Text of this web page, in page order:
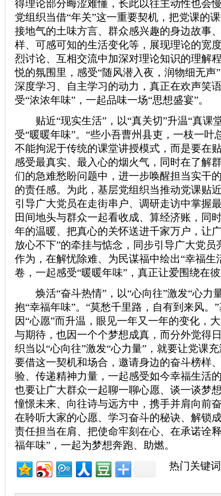
得理论部分晦涩难懂，长此以往主动性也会
党组织当借“年关”这一重要契机，把党课的
接地气的土味方言、群众感兴趣的身边故事
样、可感可知的生活变化等，展现理论的宽
烈讨论、互相交流中加深对理论知识的理解
悦的氛围里，感受“随风潜入夜，润物细无声
深度学习、自主学习的动力，真正在欢声笑
受“浓浓年味”，一起品味一场“思想盛宴”。
贴近“现实生活”，以“真关切”升温“真课
受“暖暖年味”。“些小吾曹州县吏，一枝一叶
不能拘泥于传统的课堂讲授模式，而是要在
感受最真实、最入心的烟火气，同时在了解
们的急难愁盼问题中，进一步唤醒担当实干
的责任感。为此，基层党组织当推动党课贴
引导广大党员在走街串户、调研走访中掌握
田间地头与群众一起看收成、算经济账，同
年的温暖、把真心的关怀送进千家万户，让
放心不下”的牵挂与惦念，同步引导广大党员
作为，在解忧除难、为民谋福中绘出“幸福生
卷，一起感受“暖暖年味”，真正让爱围绕在
焕活“奋斗热情”，以“心向往”激发“心力
抱“幸福年味”。“莫愁千里路，自有到来风。
因“心愿”而升温，眼见一年又一年的变化，
与期待，也因一个个梦想成真，而分外觉得
织当以“心向往”激发“心力量”，就要让党课
要借这一契机和场合，邀请身边的奋斗榜样
验、传递精神力量，一起感受如今幸福生活
也要让广大群众一起聊一聊心愿、谈一谈梦
憧憬未来、向往诗与远方中，携手并肩向前
在聆听大家的心愿、学习奋斗的秘诀、解锁
责任担当在肩、把使命牢刻在心、在承诺诠
福年味”，一起为梦想奔跑、助燃。
热门关键